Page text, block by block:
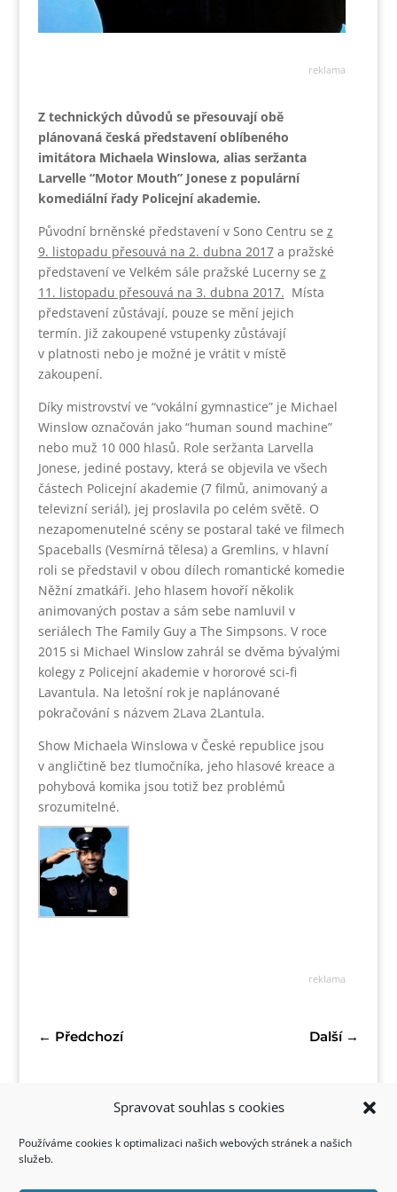
Spravovat souhlas s cookies
Používáme cookies k optimalizaci našich webových stránek a našich
služeb.
reklama
Z technických důvodů se přesouvají obě
plánovaná česká představení oblíbeného
imitátora Michaela Winslowa, alias seržanta
Larvelle “Motor Mouth” Jonese z populární
komediální řady Policejní akademie.
Původní brněnské představení v Sono Centru se z
9. listopadu přesouvá na 2. dubna 2017a pražské
představení ve Velkém sále pražské Lucerny se z
11. listopadu přesouvá na 3. dubna 2017. Místa
představení zůstávají, pouze se mění jejich
termín. Již zakoupené vstupenky zůstávají
v platnosti nebo je možné je vrátit v místě
zakoupení.
Díky mistrovství ve “vokální gymnastice” je Michael
Winslow označován jako “human sound machine”
nebo muž 10 000 hlasů. Role seržanta Larvella
Jonese, jediné postavy, která se objevila ve všech
částech Policejní akademie (7 filmů, animovaný a
televizní seriál), jej proslavila po celém světě. O
nezapomenutelné scény se postaral také ve filmech
Spaceballs (Vesmírná tělesa) a Gremlins, v hlavní
roli se představil v obou dílech romantické komedie
Něžní zmatkáři. Jeho hlasem hovoří několik
animovaných postav a sám sebe namluvil v
seriálech The Family Guy a The Simpsons. V roce
2015 si Michael Winslow zahrál se dvěma bývalými
kolegy z Policejní akademie v hororové sci-fi
Lavantula. Na letošní rok je naplánované
pokračování s názvem 2Lava 2Lantula.
Show Michaela Winslowa v České republice jsou
v angličtině bez tlumočníka, jeho hlasové kreace a
pohybová komika jsou totiž bez problémů
srozumitelné.
reklama
← Předchozí Další→